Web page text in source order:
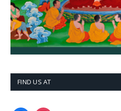
FIND US AT